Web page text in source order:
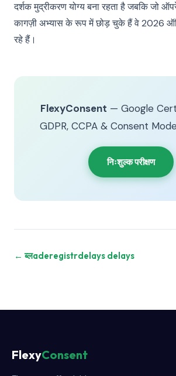
दर्शक मुद्रीकरण योग्य बना रहता है जबकि जो
कागज़ी अभ्यास के रूप में छोड़ चुके हैं वे 2026
रहे हैं।
FlexyConsent — Google
GDPR, CCPA & Consent
निःशुल्क परीक्षण
← ब्लaderegistrdelays delays
FlexyConsent